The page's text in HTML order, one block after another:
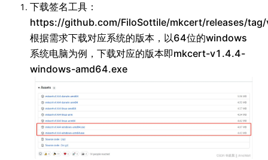
下载签名工具：
https://github.com/FiloSottile/mkcert/releases/
根据需求下载对应系统的版本，以64位的windows
系统电脑为例，下载对应的版本即mkcert-v1.4.4-
windows-amd64.exe